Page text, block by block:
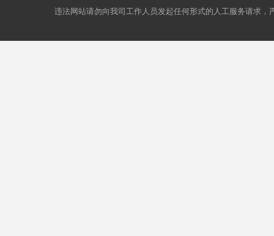
违法网站请勿向我司工作人员发起任何形式的人工服务请求，